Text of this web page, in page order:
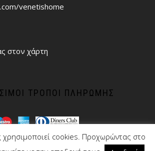
venetishome
στον χάρτη
ΤΡΌΠΟΙ ΠΛΗΡΩΜΉΣ
χρησιμοποιεί cookies. Προχωρώντας στο